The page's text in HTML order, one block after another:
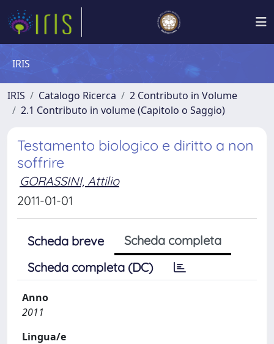
IRIS
IRIS Catalogo Ricerca
2 Contributo in Volume
2.1 Contributo in volume (Capitolo o Saggio)
Testamento biologico e diritto a non
soffrire
GORASSINI, Attilio
2011-01-01
Scheda breve
Scheda completa
Scheda completa (DC)
Anno
2011
Lingua/e